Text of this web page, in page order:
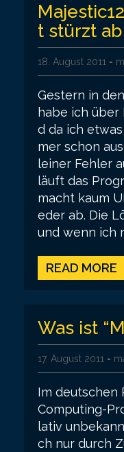
t stürzt ab
18. August 2011 -
Gestern in
habe ich über
d da ich
mer schon
leiner Fehler
läuft das
macht kaum
eder ab. Die
und wenn ich
READ MORE
Was ist
17. August 2011 -
Im deutschen
Computing-
lativ
ch nur durch